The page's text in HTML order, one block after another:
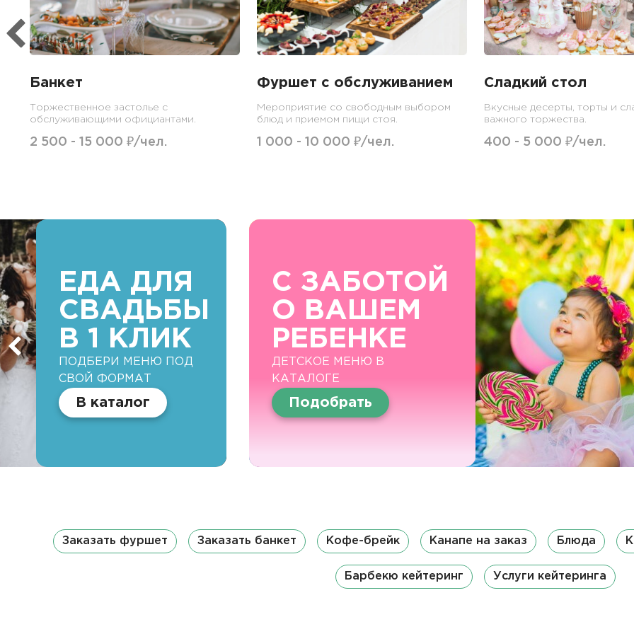
Банкет
Торжественное застолье с
обслуживающими официантами.
2 500 - 15 000 ₽/чел.
Фуршет с обслуживанием
Мероприятие со свободным выбором
блюд и приемом пищи стоя.
1 000 - 10 000 ₽/чел.
Сладкий стол
Вкусные десерты, торты и
важного торжества.
400 - 5 000 ₽/чел.
ЕДА ДЛЯ
СВАДЬБЫ
В 1 КЛИК
ПОДБЕРИ МЕНЮ ПОД
СВОЙ ФОРМАТ
В каталог
С ЗАБОТОЙ
О ВАШЕМ
РЕБЕНКЕ
ДЕТСКОЕ МЕНЮ В
КАТАЛОГЕ
Подобрать
Заказать фуршет Заказать банкет Кофе-брейк Канапе на заказ Блюда
Барбекю кейтеринг Услуги кейтеринга